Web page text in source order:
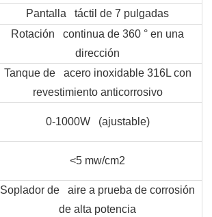
Pantalla táctil de 7 pulgadas
Rotación continua de 360 ° en una
dirección
Tanque de acero inoxidable 316L con
revestimiento anticorrosivo
0-1000W (ajustable)
<5 mw/cm2
Soplador de aire a prueba de corrosión
de alta potencia